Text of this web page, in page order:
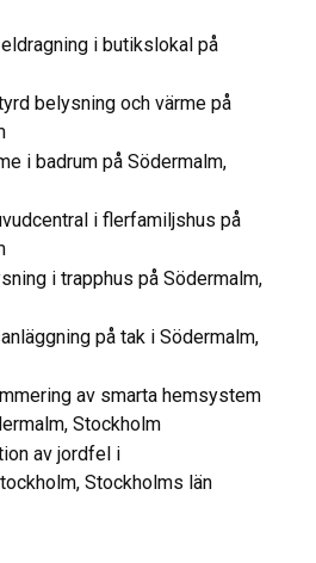
i butikslokal på
belysning och värme på
i badrum på Södermalm,
i flerfamiljshus på
i trapphus på Södermalm,
på tak i Södermalm,
av smarta hemsystem
Stockholm
av jordfel i
Stockholms län